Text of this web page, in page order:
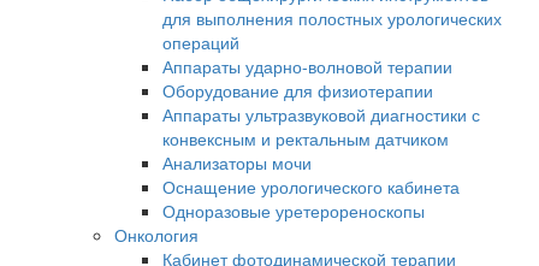
для выполнения полостных урологических
операций
Аппараты ударно-волновой терапии
Оборудование для физиотерапии
Аппараты ультразвуковой диагностики с
конвексным и ректальным датчиком
Анализаторы мочи
Оснащение урологического кабинета
Одноразовые уретерореноскопы
Онкология
Кабинет фотодинамической терапии